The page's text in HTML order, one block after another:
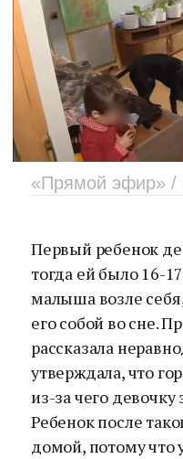
«Прямой эфир» /
Первый ребенок
тогда ей было 16-
малыша возле
его собой во сне.
рассказала
утверждала, что
из-за чего девочку
Ребенок после
домой, потому что